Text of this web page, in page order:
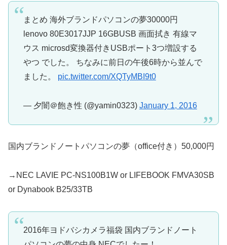
まとめ 海外ブランドパソコンの夢30000円
lenovo 80E3017JJP 16GBUSB 画面拭き 有線マ
ウス microsd変換器付きUSBポート3つ増設する
やつ でした。 ちなみに前日の午後6時から並んで
ました。 pic.twitter.com/XQTyMBI9t0
— 夕闇＠飽き性 (@yamin0323) January 1, 2016
国内ブランドノートパソコンの夢（office付き）50,000円
→NEC LAVIE PC-NS100B1W or LIFEBOOK FMVA30SB
or Dynabook B25/33TB
2016年ヨドバシカメラ福袋 国内ブランドノート